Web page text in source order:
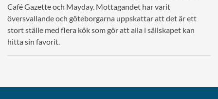
Café Gazette och Mayday. Mottagandet har varit
översvallande och göteborgarna uppskattar att det är ett
stort ställe med flera kök som gör att alla i sällskapet kan
hitta sin favorit.